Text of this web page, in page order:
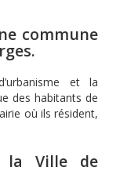
commune
et la
des habitants de
où ils résident,
la Ville de